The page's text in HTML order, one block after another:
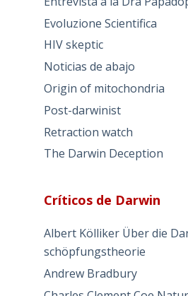
Evoluzione Scientifica
HIV skeptic
Noticias de abajo
Origin of mitochondria
Post-darwinist
Retraction watch
The Darwin Deception
Críticos de Darwin
Albert Kölliker Über die
schöpfungstheorie
Andrew Bradbury